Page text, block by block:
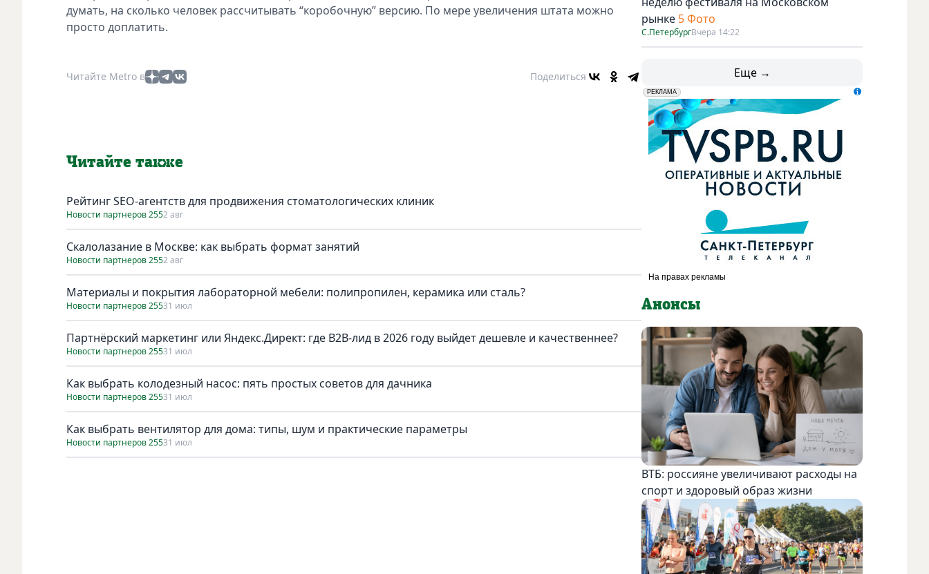
думать, на сколько человек рассчитывать “коробочную” версию. По мере увеличения штата можно
просто доплатить.
Читайте Metro в Поделиться
Читайте также
Рейтинг SEO-агентств для продвижения стоматологических клиник
Новости партнеров 2552 авг
Скалолазание в Москве: как выбрать формат занятий
Новости партнеров 2552 авг
Материалы и покрытия лабораторной мебели: полипропилен, керамика или сталь?
Новости партнеров 25531 июл
Партнёрский маркетинг или Яндекс.Директ: где B2B-лид в 2026 году выйдет дешевле и качественнее?
Новости партнеров 25531 июл
Как выбрать колодезный насос: пять простых советов для дачника
Новости партнеров 25531 июл
Как выбрать вентилятор для дома: типы, шум и практические параметры
Новости партнеров 25531 июл
рынке 5 Фото
С.ПетербургВчера 14:22
Еще →
erid: LdtCK5udn
РЕКЛАМА
АО "ГАТР", ИНН: 7841320717
Анонсы
ВТБ: россияне увеличивают расходы на
спорт и здоровый образ жизни